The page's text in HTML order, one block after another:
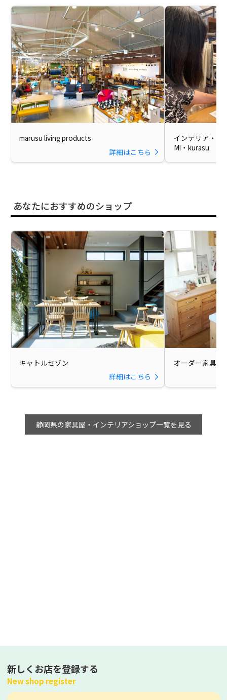
marusu living products
詳細はこちら
インテリア・
Mi・kurasu
あなたにおすすめのショップ
キャトルセゾン
詳細はこちら
オーダー家具の
静岡県の家具屋・インテリアショップ一覧を見る
新しくお店を登録する
New shop register